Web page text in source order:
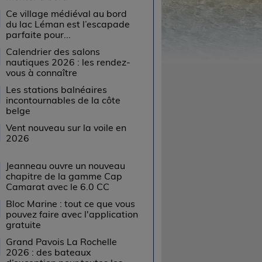
Ce village médiéval au bord
du lac Léman est l’escapade
parfaite pour...
Calendrier des salons
nautiques 2026 : les rendez-
vous à connaître
Les stations balnéaires
incontournables de la côte
belge
Vent nouveau sur la voile en
2026
Jeanneau ouvre un nouveau
chapitre de la gamme Cap
Camarat avec le 6.0 CC
Bloc Marine : tout ce que vous
pouvez faire avec l'application
gratuite
Grand Pavois La Rochelle
2026 : des bateaux